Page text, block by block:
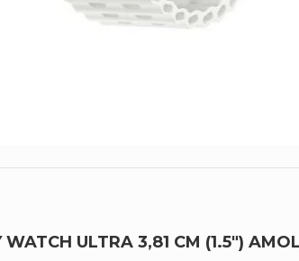
WATCH ULTRA 3,81 CM (1.5")